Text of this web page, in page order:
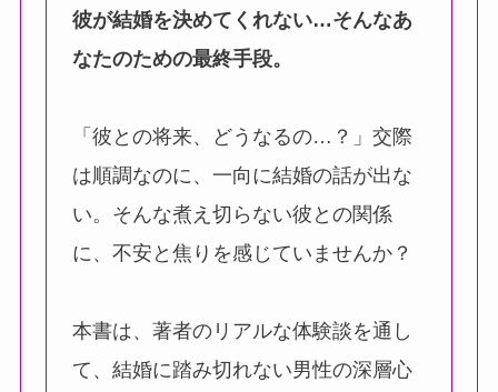
彼が結婚を決めてくれない…そんなあ
なたのための最終手段。
「彼との将来、どうなるの…？」交際
は順調なのに、一向に結婚の話が出な
い。そんな煮え切らない彼との関係
に、不安と焦りを感じていませんか？
本書は、著者のリアルな体験談を通し
て、結婚に踏み切れない男性の深層心